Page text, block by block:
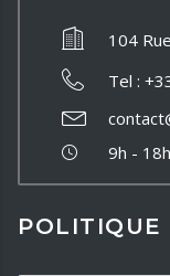
104
Tel :
9h - 18h
POLITIQUE